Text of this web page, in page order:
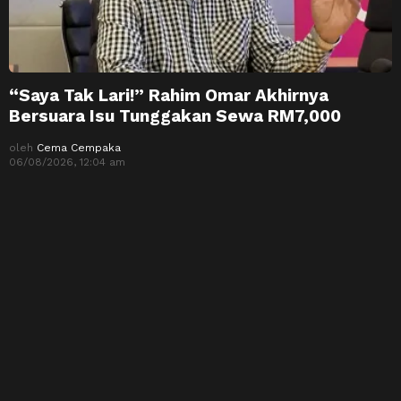
“Saya Tak Lari!” Rahim Omar Akhirnya
Bersuara Isu Tunggakan Sewa RM7,000
oleh Cema Cempaka
06/08/2026, 12:04 am